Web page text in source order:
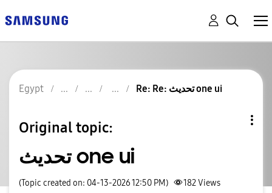
Egypt Re: Re: تحديث one ui
Original topic:
تحديث one ui
(Topic created on: 04-13-2026 12:50 PM) 182Views